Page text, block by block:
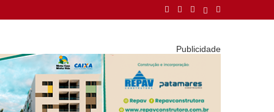
Publicidade